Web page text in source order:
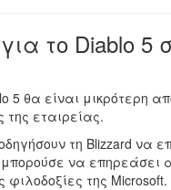
το Diablo 5
5 θα είναι
εταιρείας.
τη Blizzard να
μπορούσε να
της Microsoft.